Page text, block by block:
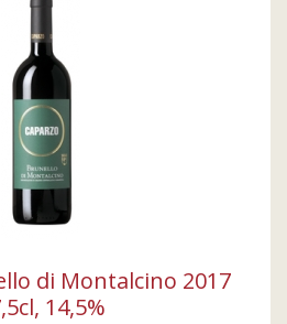
di Montalcino 2017
14,5%